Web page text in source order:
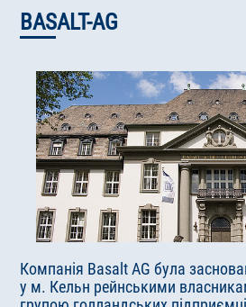
BASALT-AG
Компанія Basalt AG була
у м. Кельн рейнськими